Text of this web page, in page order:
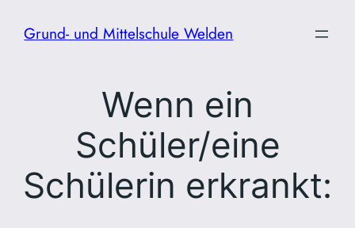
Inhalt
Grund- und Mittelschule Welden
Wenn ein
Schüler/eine
Schülerin erkrankt: